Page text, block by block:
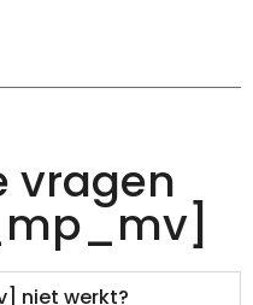
vragen
niet werkt?